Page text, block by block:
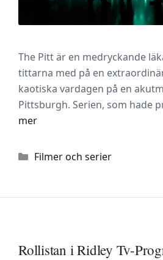
The Pitt är en medryckande
tittarna med på en
kaotiska vardagen på en
Pittsburgh. Serien, som hade
mer
Kategorier
Filmer och serier
Rollistan i Ridley Tv-